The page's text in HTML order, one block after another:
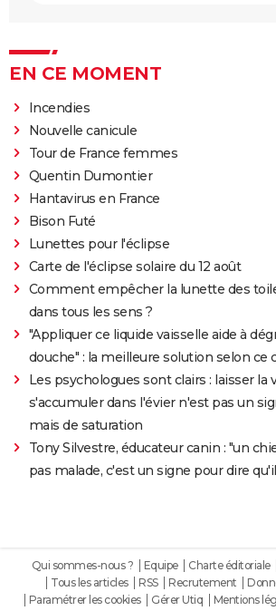
EN CE MOMENT
Incendies
Nouvelle canicule
Tour de France femmes
Quentin Dumontier
Hantavirus en France
Bison Futé
Lunettes pour l'éclipse
Carte de l'éclipse solaire du 12 août
Comment empêcher la lunette des
dans tous les sens ?
"Appliquer ce liquide vaisselle aide à
douche" : la meilleure solution selon ce
Les psychologues sont clairs : laisser la
s'accumuler dans l'évier n'est pas un
mais de saturation
Tony Silvestre, éducateur canin : "un
pas malade, c'est un signe pour dire
Qui sommes-nous ? Equipe Charte éditoriale
Tous les articles
RSS Recrutement
Paramétrer les cookies
Gérer Utiq Mentions